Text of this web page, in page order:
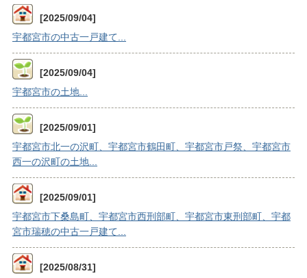
[2025/09/04]
宇都宮市の中古一戸建て...
[2025/09/04]
宇都宮市の土地...
[2025/09/01]
宇都宮市北一の沢町、宇都宮市鶴田町、宇都宮市戸祭、宇都宮市
西一の沢町の土地...
[2025/09/01]
宇都宮市下桑島町、宇都宮市西刑部町、宇都宮市東刑部町、宇都
宮市瑞穂の中古一戸建て...
[2025/08/31]